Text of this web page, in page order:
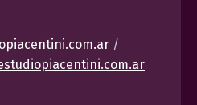
/